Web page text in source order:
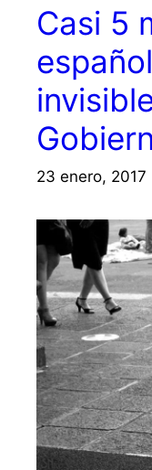
Casi 5
23 enero, 2017